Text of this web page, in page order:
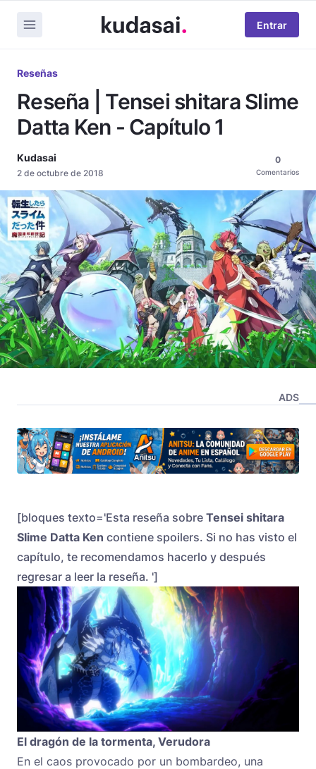
Entrar
Reseñas
Reseña | Tensei shitara Slime
Datta Ken - Capítulo 1
Kudasai
2 de octubre de 2018
0
Comentarios
ADS
[bloques texto='Esta reseña sobre Tensei shitara
Slime Datta Ken contiene spoilers. Si no has visto el
capítulo, te recomendamos hacerlo y después
regresar a leer la reseña. ']
El dragón de la tormenta, Verudora
En el caos provocado por un bombardeo, una